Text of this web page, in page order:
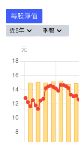
每股淨值
近5年 季報